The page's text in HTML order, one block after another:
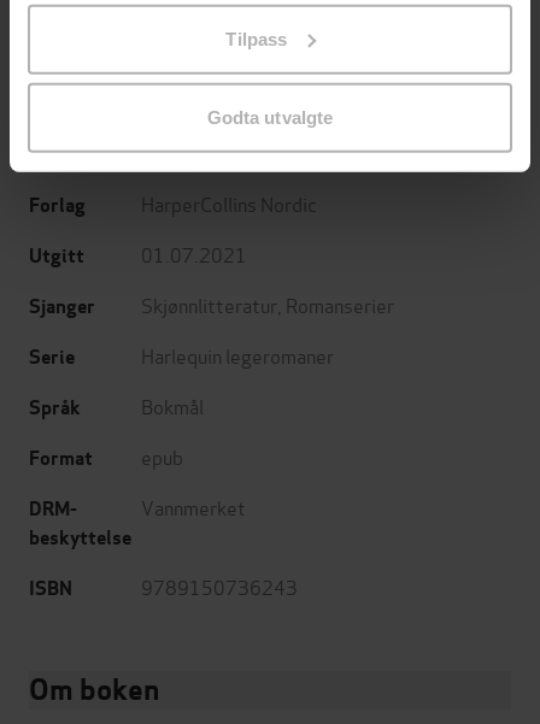
Tilpass
Godta utvalgte
(forfatter),Pippi Borge Steen
Kari Helene Bergsjø(oversetter)
Forlag HarperCollins Nordic
Utgitt 01.07.2021
Sjanger Skjønnlitteratur Romanserier
Serie Harlequin legeromaner
Språk Bokmål
Format epub
DRM-
beskyttelse
Vannmerket
ISBN 9789150736243
Om boken